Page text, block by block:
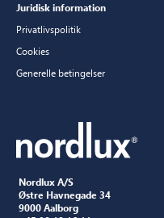
Nordlux A/S
Østre Havnegade 34
9000 Aalborg
Juridisk information
Privatlivspolitik
Cookies
Generelle betingelser